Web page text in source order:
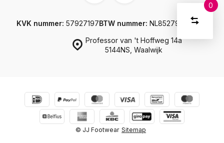
Professor van 't Hoffweg 14a
5144NS, Waalwijk
KVK nummer: 57927197BTW nummer: NL852795592B01
© JJ Footwear Sitemap
0
Vergelijk
Verwijder
U
Start